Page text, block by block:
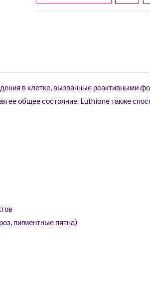
в клетке, вызванные реактивными
ее общее состояние. Luthione также
пигментные пятна)